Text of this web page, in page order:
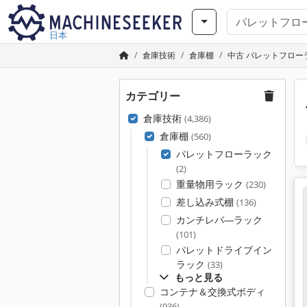
日本
倉庫技術 倉庫棚 中古 パレットフロー
カテゴリー
倉庫技術 (4,386)
倉庫棚 (560)
パレットフローラック
(2)
重量物用ラック (230)
差し込み式棚 (136)
カンチレバ―ラック
(101)
パレットドライブイン
ラック (33)
もっと見る
コンテナ＆交換式ボディ